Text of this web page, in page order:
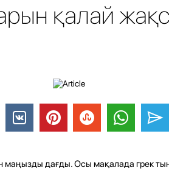
қалай
маңызды дағды. Осы мақалада грек